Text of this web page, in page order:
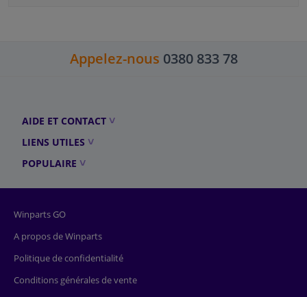
Appelez-nous 0380 833 78
AIDE ET CONTACT
LIENS UTILES
POPULAIRE
Winparts GO
A propos de Winparts
Politique de confidentialité
Conditions générales de vente